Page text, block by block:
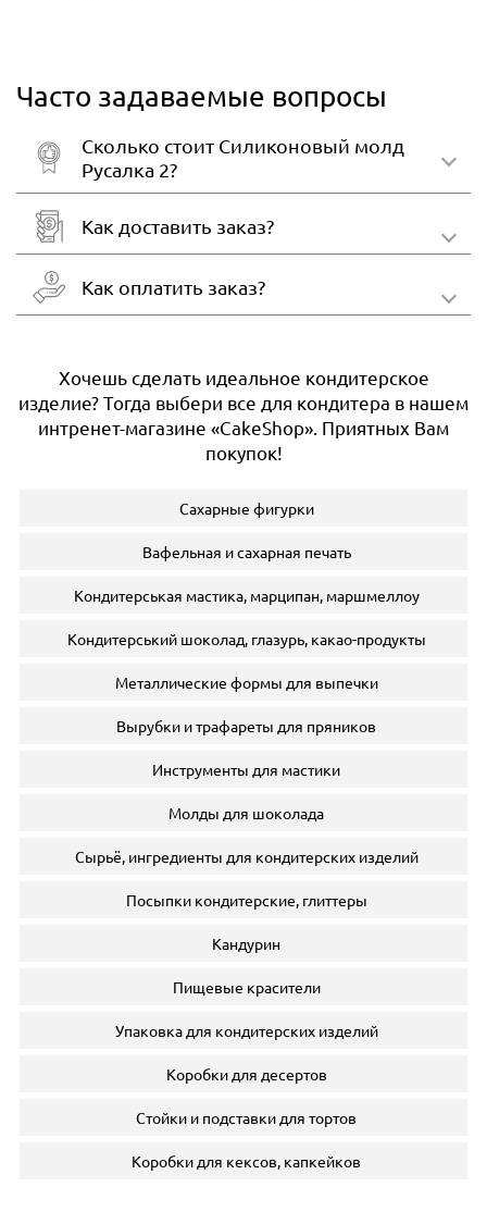
Часто задаваемые вопросы
Сколько стоит Силиконовый молд
Русалка 2?
Как доставить заказ?
Как оплатить заказ?
Хочешь сделать идеальное кондитерское
изделие? Тогда выбери все для кондитера в нашем
интренет-магазине «CakeShop». Приятных Вам
покупок!
Сахарные фигурки
Вафельная и сахарная печать
Кондитерськая мастика, марципан, маршмеллоу
Кондитерський шоколад, глазурь, какао-продукты
Металлические формы для выпечки
Вырубки и трафареты для пряников
Инструменты для мастики
Молды для шоколада
Сырьё, ингредиенты для кондитерских изделий
Посыпки кондитерские, глиттеры
Кандурин
Пищевые красители
Упаковка для кондитерских изделий
Коробки для десертов
Стойки и подставки для тортов
Коробки для кексов, капкейков